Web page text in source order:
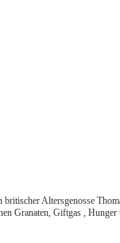
Altersgenosse
Granaten, Giftgas , Hunger